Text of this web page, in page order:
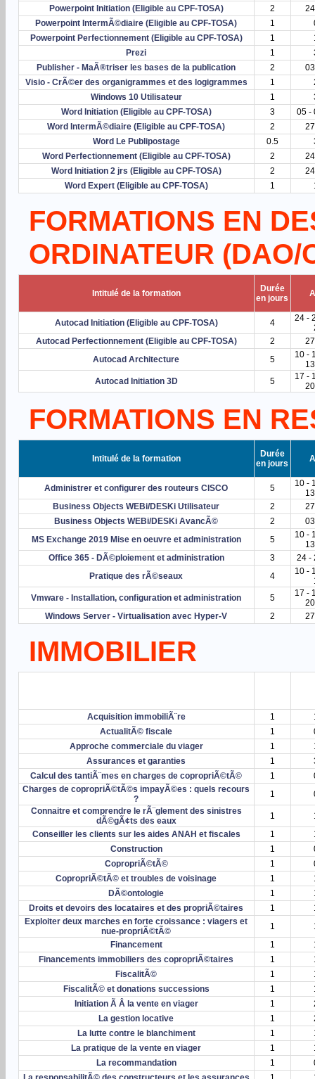
Powerpoint Initiation (Eligible au CPF-TOSA)
2
Powerpoint IntermÃ©diaire (Eligible au CPF-TOSA)
1
Powerpoint Perfectionnement (Eligible au CPF-TOSA)
1
Prezi
1
Publisher - MaÃ®triser les bases de la publication
2
Visio - CrÃ©er des organigrammes et des logigrammes
1
Windows 10 Utilisateur
1
Word Initiation (Eligible au CPF-TOSA)
3
05 -
Word IntermÃ©diaire (Eligible au CPF-TOSA)
2
Word Le Publipostage
0.5
Word Perfectionnement (Eligible au CPF-TOSA)
2
Word Initiation 2 jrs (Eligible au CPF-TOSA)
2
Word Expert (Eligible au CPF-TOSA)
1
FORMATIONS EN
ORDINATEUR (DAO/
Intitulé de la formation
Durée
en jours
Autocad Initiation (Eligible au CPF-TOSA) 4
24 -
Autocad Perfectionnement (Eligible au CPF-TOSA)
2
Autocad Architecture
5
10 -
Autocad Initiation 3D
5
17 -
FORMATIONS EN
Intitulé de la formation
Durée
en jours
Administrer et configurer des routeurs CISCO 5
10 -
Business Objects WEBi/DESKi Utilisateur
2
Business Objects WEBi/DESKi AvancÃ©
2
MS Exchange 2019 Mise en oeuvre et administration
5
10 -
Office 365 - DÃ©ploiement et administration
3
24 -
Pratique des rÃ©seaux
4
10 -
Vmware - Installation, configuration et administration
5
17 -
Windows Server - Virtualisation avec Hyper-V
2
IMMOBILIER
Acquisition immobiliÃ¨re 1
ActualitÃ© fiscale
1
Approche commerciale du viager
1
Assurances et garanties
1
Calcul des tantiÃ¨mes en charges de copropriÃ©tÃ©
1
Charges de copropriÃ©tÃ©s impayÃ©es : quels recours
?
1
Connaitre et comprendre le rÃ¨glement des sinistres
dÃ©gÃ¢ts des eaux
1
Conseiller les clients sur les aides ANAH et fiscales
1
Construction
1
CopropriÃ©tÃ©
1
CopropriÃ©tÃ© et troubles de voisinage
1
DÃ©ontologie
1
Droits et devoirs des locataires et des propriÃ©taires
1
Exploiter deux marches en forte croissance : viagers et
nue-propriÃ©tÃ©
1
Financement
1
Financements immobiliers des copropriÃ©taires
1
FiscalitÃ©
1
FiscalitÃ© et donations successions
1
Initiation Ã Â la vente en viager
1
La gestion locative
1
La lutte contre le blanchiment
1
La pratique de la vente en viager
1
La recommandation
1